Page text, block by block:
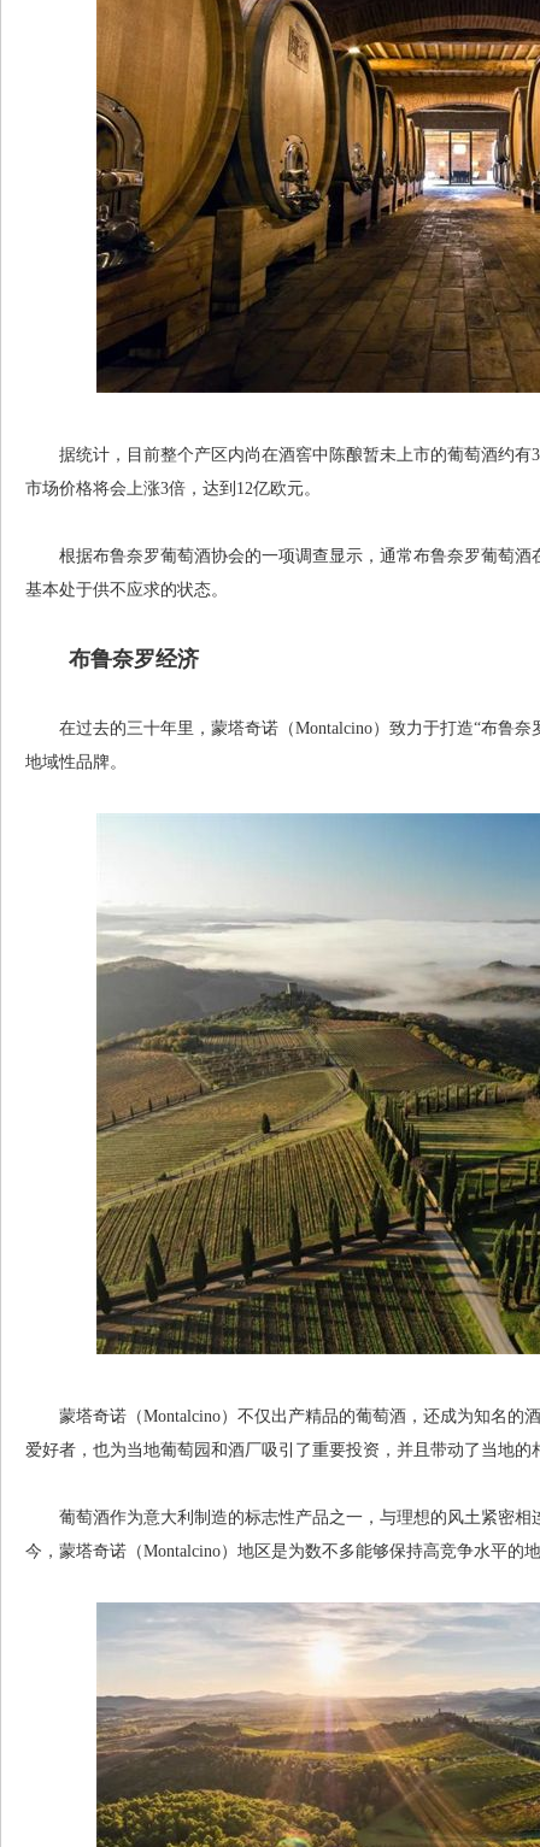
据统计，目前整个产区内尚在酒窖中陈酿暂未上市的葡萄酒约有
市场价格将会上涨3倍，达到12亿欧元。
根据布鲁奈罗葡萄酒协会的一项调查显示，通常布鲁奈罗葡萄酒
基本处于供不应求的状态。
布鲁奈罗经济
在过去的三十年里，蒙塔奇诺（Montalcino）致力于打造“布鲁奈
地域性品牌。
蒙塔奇诺（Montalcino）不仅出产精品的葡萄酒，还成为知名的
爱好者，也为当地葡萄园和酒厂吸引了重要投资，并且带动了当地的
葡萄酒作为意大利制造的标志性产品之一，与理想的风土紧密相
今，蒙塔奇诺（Montalcino）地区是为数不多能够保持高竞争水平的